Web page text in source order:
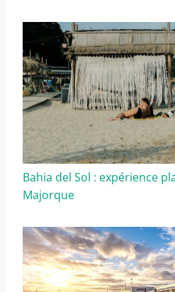
Bahia del Sol : expérience
Majorque